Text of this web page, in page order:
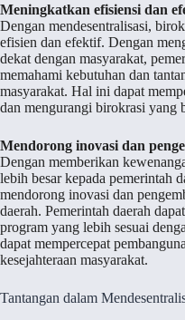
Meningkatkan efisiensi dan
Dengan mendesentralisasi,
efisien dan efektif. Dengan
dekat dengan masyarakat,
memahami kebutuhan dan
masyarakat. Hal ini dapat
dan mengurangi birokrasi yang
Mendorong inovasi dan
Dengan memberikan
lebih besar kepada pemerintah
mendorong inovasi dan
daerah. Pemerintah daerah
program yang lebih sesuai
dapat mempercepat
kesejahteraan masyarakat.
Tantangan dalam